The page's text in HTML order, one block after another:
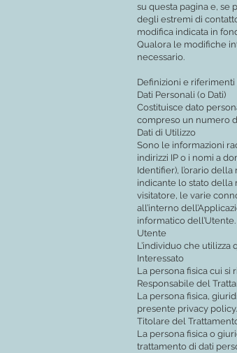
su questa pagina e, se
degli estremi di
modifica indicata in
Qualora le modifiche
necessario.
Definizioni e riferimenti
Dati Personali (o Dati)
Costituisce dato
compreso un numero
Dati di Utilizzo
Sono le informazioni
indirizzi IP o i nomi a
Identifier), l’orario
indicante lo stato della
visitatore, le varie
all’interno
informatico dell’Utente.
Utente
L’individuo che
Interessato
La persona fisica cui si
Responsabile del
La persona fisica,
presente privacy policy.
Titolare del
La persona fisica o
trattamento di dati